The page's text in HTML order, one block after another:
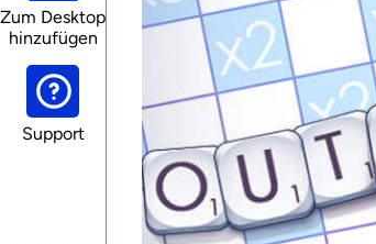
Zum Desktop
hinzufügen
Support